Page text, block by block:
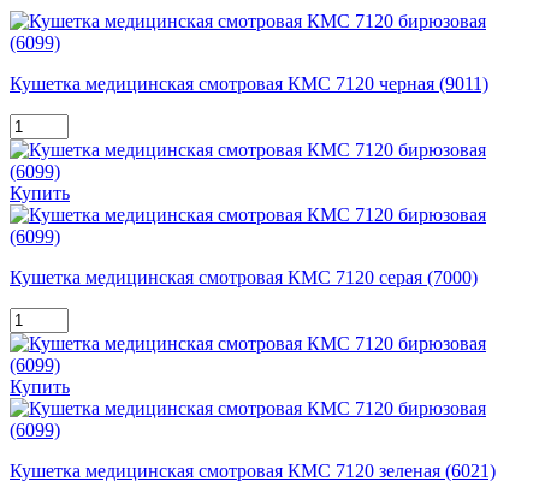
Кушетка медицинская смотровая КМС 7120 черная (9011)
Купить
Кушетка медицинская смотровая КМС 7120 серая (7000)
Купить
Кушетка медицинская смотровая КМС 7120 зеленая (6021)